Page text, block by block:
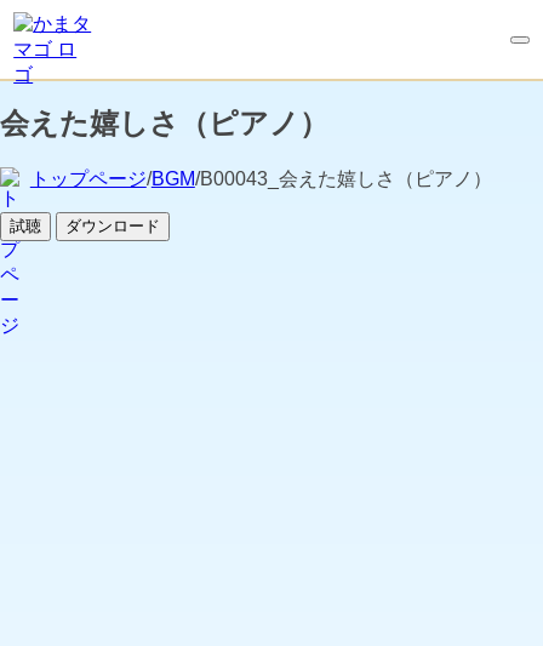
会えた嬉しさ（ピアノ）
トップページ/BGM/B00043_会えた嬉しさ（ピアノ）
試聴 ダウンロード